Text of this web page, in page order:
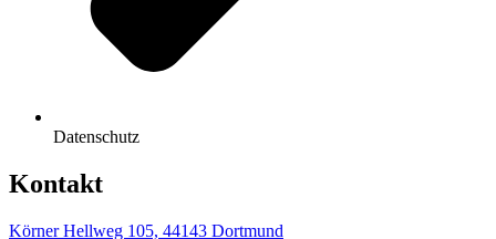
Datenschutz
Kontakt
Körner Hellweg 105, 44143 Dortmund